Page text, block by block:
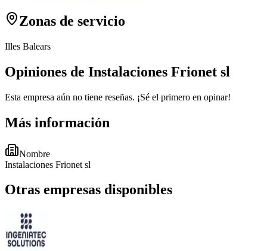
Zonas de servicio
Illes Balears
Opiniones de Instalaciones Frionet sl
Esta empresa aún no tiene reseñas. ¡Sé el primero en opinar!
Más información
Nombre
Instalaciones Frionet sl
Otras empresas disponibles